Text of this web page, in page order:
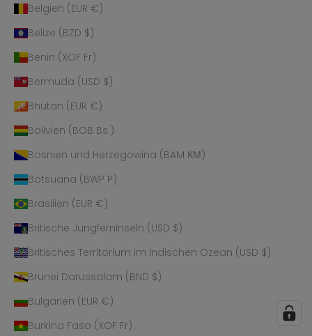
Belgien (EUR €)
Belize (BZD $)
Benin (XOF Fr)
Bermuda (USD $)
Bhutan (EUR €)
Bolivien (BOB Bs.)
Bosnien und Herzegowina (BAM КМ)
Botsuana (BWP P)
Brasilien (EUR €)
Britische Jungferninseln (USD $)
Britisches Territorium im Indischen Ozean (USD $)
Brunei Darussalam (BND $)
Bulgarien (EUR €)
Burkina Faso (XOF Fr)